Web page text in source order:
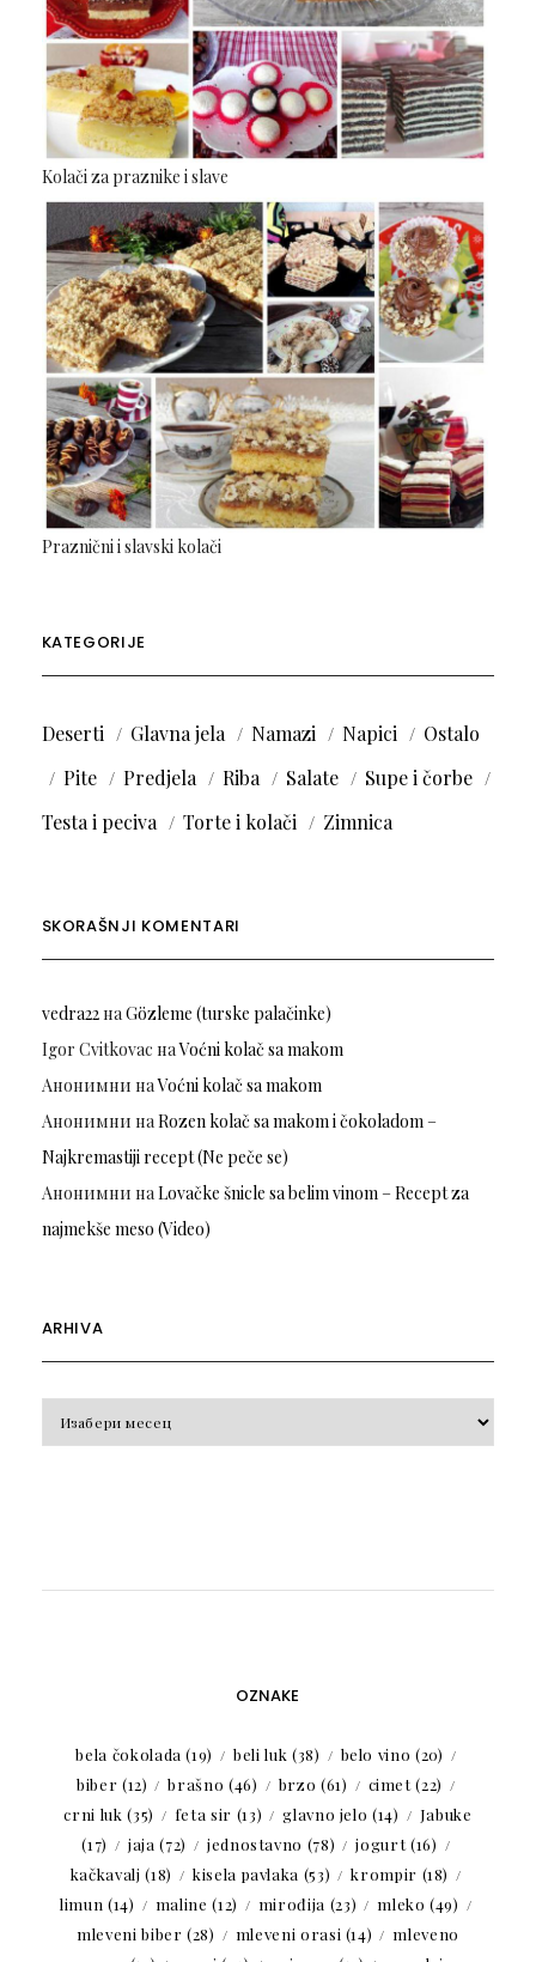
Kolači za praznike i slave
Praznični i slavski kolači
KATEGORIJE
Deserti Glavna jela Namazi Napici
Ostalo
Pite
Predjela Riba Salate
Supe i čorbe
Testa i peciva
Torte i kolači Zimnica
SKORAŠNJI KOMENTARI
vedra22на Gözleme (turske palačinke)
Igor Cvitkovac наVoćni kolač sa makom
Анонимни наVoćni kolač sa makom
Анонимни на Rozen kolač sa makom i čokoladom –
Najkremastiji recept (Ne peče se)
Анонимни на Lovačke šnicle sa belim vinom – Recept za
najmekše meso (Video)
ARHIVA
OZNAKE
bela čokolada (19) beli luk (38) belo vino (20)
biber (12) brašno (46) brzo (61) cimet(22)
crni luk (35) feta sir (13) glavno jelo (14)
Jabuke
(17)
jaja (72) jednostavno (78) jogurt(16)
kačkavalj (18) kisela pavlaka (53) krompir (18)
limun (14) maline (12) mirođija (23) mleko (49)
mleveni biber (28) mleveni orasi (14)
mleveno